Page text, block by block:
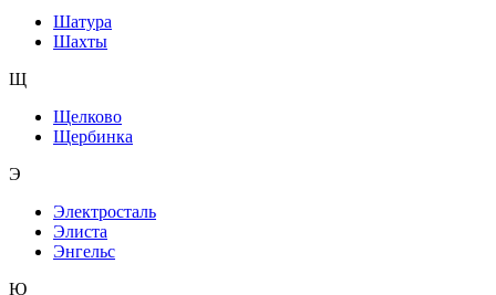
Шатура
Шахты
Щ
Щелково
Щербинка
Э
Электросталь
Элиста
Энгельс
Ю